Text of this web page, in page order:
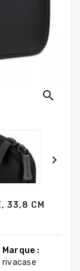
search

33,8 CM
Marque :
rivacase